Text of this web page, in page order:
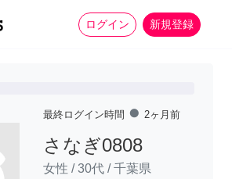
ログイン 新規登録
家事 more_horiz
最終ログイン時間 fiber_manual_record 2ヶ月前
さなぎ0808
女性 /30代 /千葉県